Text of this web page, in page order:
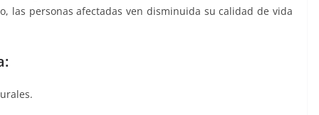
las personas afectadas ven disminuida su calidad de vida